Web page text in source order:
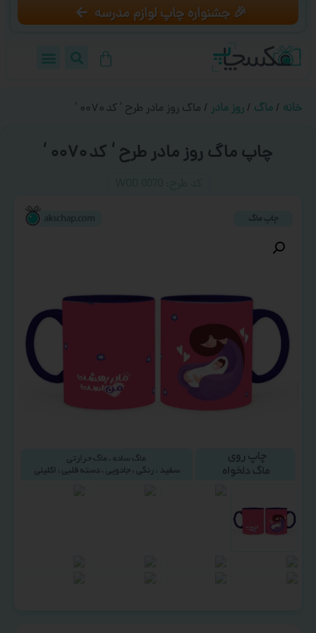
🎉 جشنواره چاپ لوازم مدرسه
خانه / ماگ / روز مادر / ماگ روز مادر طرح ‘ کد ۰۰۷۰ ‘
چاپ ماگ روز مادر طرح ‘ کد ۰۰۷۰ ‘